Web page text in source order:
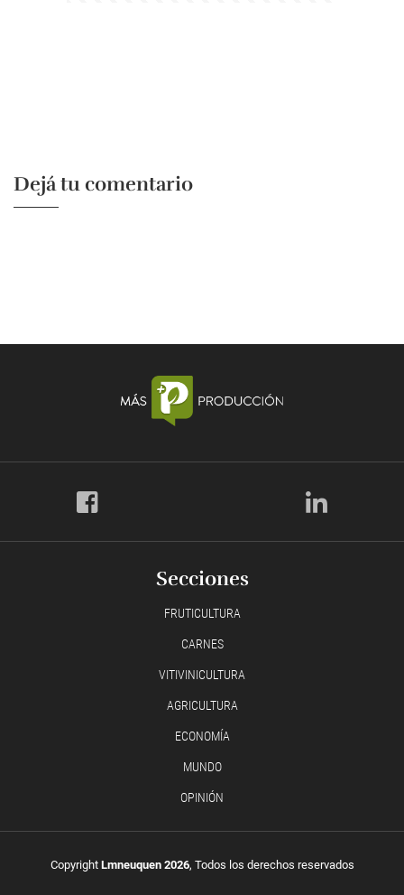
Dejá tu comentario
Secciones
FRUTICULTURA
CARNES
VITIVINICULTURA
AGRICULTURA
ECONOMÍA
MUNDO
OPINIÓN
Copyright Lmneuquen 2026, Todos los derechos reservados